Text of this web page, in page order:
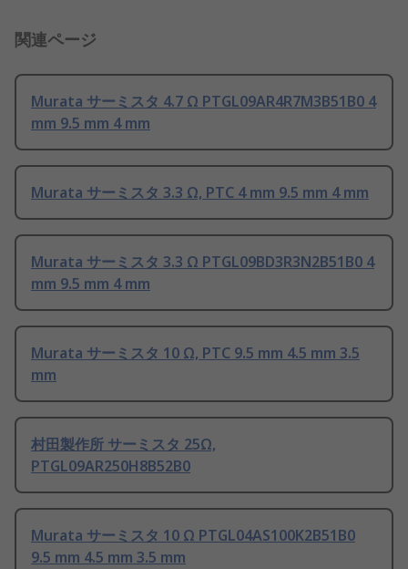
関連ページ
Murata サーミスタ 4.7 Ω PTGL09AR4R7M3B51B0 4
mm 9.5 mm 4 mm
Murata サーミスタ 3.3 Ω, PTC 4 mm 9.5 mm 4 mm
Murata サーミスタ 3.3 Ω PTGL09BD3R3N2B51B0 4
mm 9.5 mm 4 mm
Murata サーミスタ 10 Ω, PTC 9.5 mm 4.5 mm 3.5
mm
村田製作所 サーミスタ 25Ω,
PTGL09AR250H8B52B0
Murata サーミスタ 10 Ω PTGL04AS100K2B51B0
9.5 mm 4.5 mm 3.5 mm